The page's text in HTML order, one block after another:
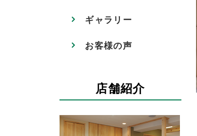
ギャラリー
お客様の声
店舗紹介